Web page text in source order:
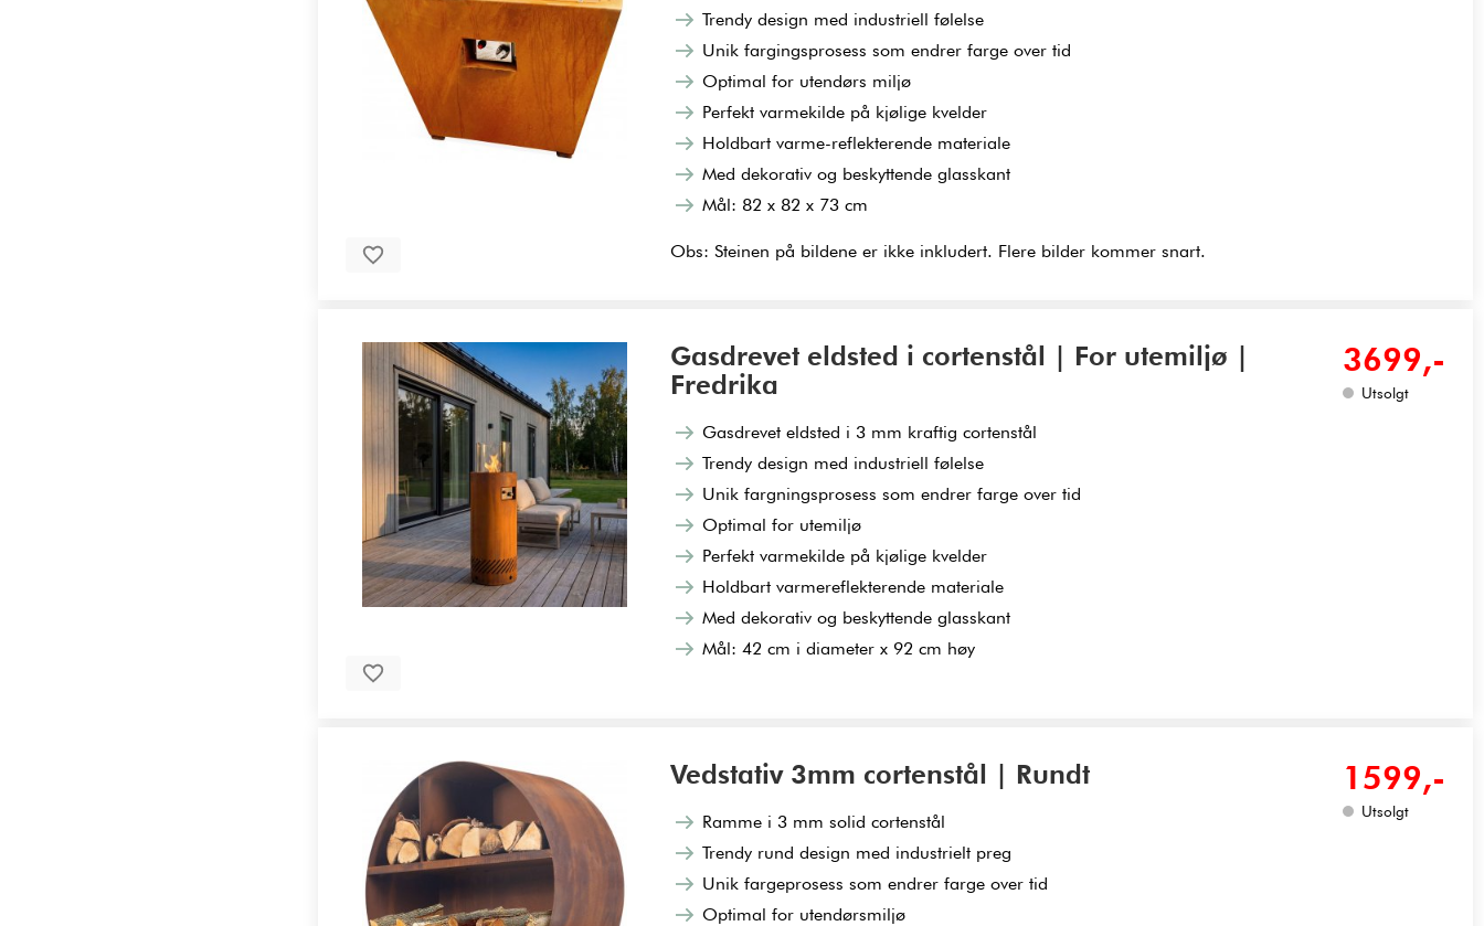
Trendy design med industriell følelse
Unik fargingsprosess som endrer farge over tid
Optimal for utendørs miljø
Perfekt varmekilde på kjølige kvelder
Holdbart varme-reflekterende materiale
Med dekorativ og beskyttende glasskant
Mål: 82 x 82 x 73 cm
Obs: Steinen på bildene er ikke inkludert. Flere bilder kommer snart.
Gasdrevet eldsted i cortenstål | For utemiljø |
Fredrika
Gasdrevet eldsted i 3 mm kraftig cortenstål
Trendy design med industriell følelse
Unik fargningsprosess som endrer farge over tid
Optimal for utemiljø
Perfekt varmekilde på kjølige kvelder
Holdbart varmereflekterende materiale
Med dekorativ og beskyttende glasskant
Mål: 42 cm i diameter x 92 cm høy
3699,-
Utsolgt
Vedstativ 3mm cortenstål | Rundt
Ramme i 3 mm solid cortenstål
Trendy rund design med industrielt preg
Unik fargeprosess som endrer farge over tid
Optimal for utendørsmiljø
1599,-
Utsolgt